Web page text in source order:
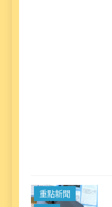
重點新聞